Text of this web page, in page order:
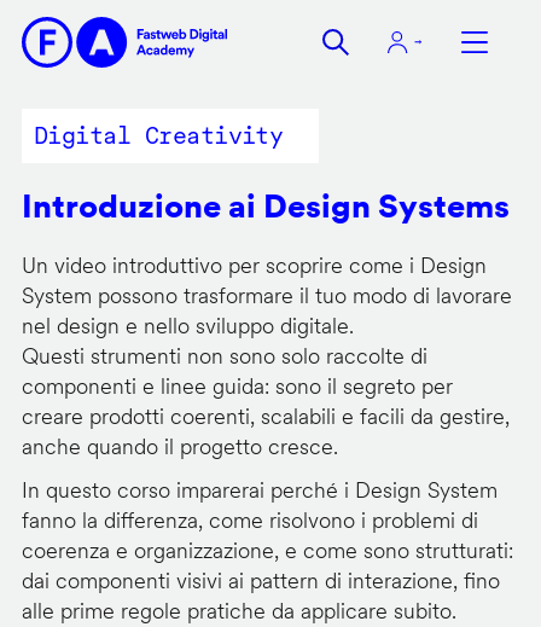
contenuto
Digital Creativity
Introduzione ai Design Systems
Un video introduttivo per scoprire come i Design
System possono trasformare il tuo modo di lavorare
nel design e nello sviluppo digitale.
Questi strumenti non sono solo raccolte di
componenti e linee guida: sono il segreto per
creare prodotti coerenti, scalabili e facili da gestire,
anche quando il progetto cresce.
In questo corso imparerai perché i Design System
fanno la differenza, come risolvono i problemi di
coerenza e organizzazione, e come sono strutturati:
dai componenti visivi ai pattern di interazione, fino
alle prime regole pratiche da applicare subito.